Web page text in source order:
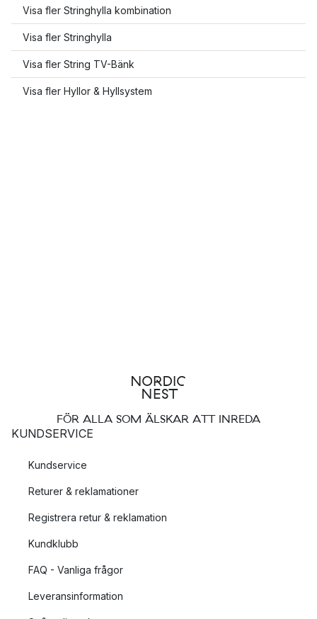
Visa fler Stringhylla kombination
Visa fler Stringhylla
Visa fler String TV-Bänk
Visa fler Hyllor & Hyllsystem
FÖR ALLA SOM ÄLSKAR ATT INREDA
KUNDSERVICE
Kundservice
Returer & reklamationer
Registrera retur & reklamation
Kundklubb
FAQ - Vanliga frågor
Leveransinformation